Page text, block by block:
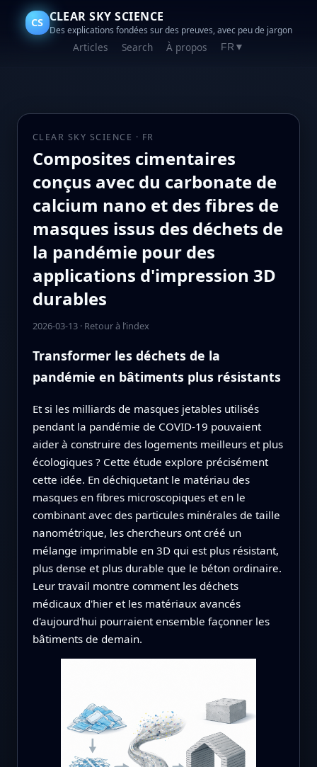
CS CLEAR SKY SCIENCE
Des explications fondées sur des preuves, avec peu de jargon
Articles Search À propos FR ▼
CLEAR SKY SCIENCE · FR
Composites cimentaires
conçus avec du carbonate de
calcium nano et des fibres de
masques issus des déchets de
la pandémie pour des
applications d'impression 3D
durables
2026-03-13· Retour à l’index
Transformer les déchets de la
pandémie en bâtiments plus résistants
Et si les milliards de masques jetables utilisés
pendant la pandémie de COVID-19 pouvaient
aider à construire des logements meilleurs et plus
écologiques ? Cette étude explore précisément
cette idée. En déchiquetant le matériau des
masques en fibres microscopiques et en le
combinant avec des particules minérales de taille
nanométrique, les chercheurs ont créé un
mélange imprimable en 3D qui est plus résistant,
plus dense et plus durable que le béton ordinaire.
Leur travail montre comment les déchets
médicaux d'hier et les matériaux avancés
d'aujourd'hui pourraient ensemble façonner les
bâtiments de demain.